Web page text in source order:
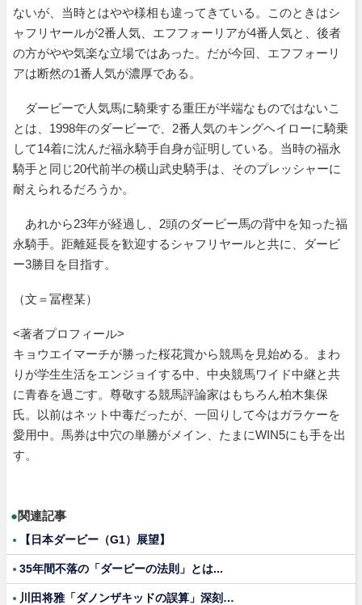
ないが、当時とはやや様相も違ってきている。このときはシ
ャフリヤールが2番人気、エフフォーリアが4番人気と、後者
の方がやや気楽な立場ではあった。だが今回、エフフォーリ
アは断然の1番人気が濃厚である。
ダービーで人気馬に騎乗する重圧が半端なものではないこ
とは、1998年のダービーで、2番人気のキングヘイローに騎乗
して14着に沈んだ福永騎手自身が証明している。当時の福永
騎手と同じ20代前半の横山武史騎手は、そのプレッシャーに
耐えられるだろうか。
あれから23年が経過し、2頭のダービー馬の背中を知った福
永騎手。距離延長を歓迎するシャフリヤールと共に、ダービ
ー3勝目を目指す。
（文＝冨樫某）
<著者プロフィール>
キョウエイマーチが勝った桜花賞から競馬を見始める。まわ
りが学生生活をエンジョイする中、中央競馬ワイド中継と共
に青春を過ごす。尊敬する競馬評論家はもちろん柏木集保
氏。以前はネット中毒だったが、一回りして今はガラケーを
愛用中。馬券は中穴の単勝がメイン、たまにWIN5にも手を出
す。
●関連記事
【日本ダービー（G1）展望】
35年間不落の「ダービーの法則」とは...
川田将雅「ダノンザキッドの誤算」深刻…